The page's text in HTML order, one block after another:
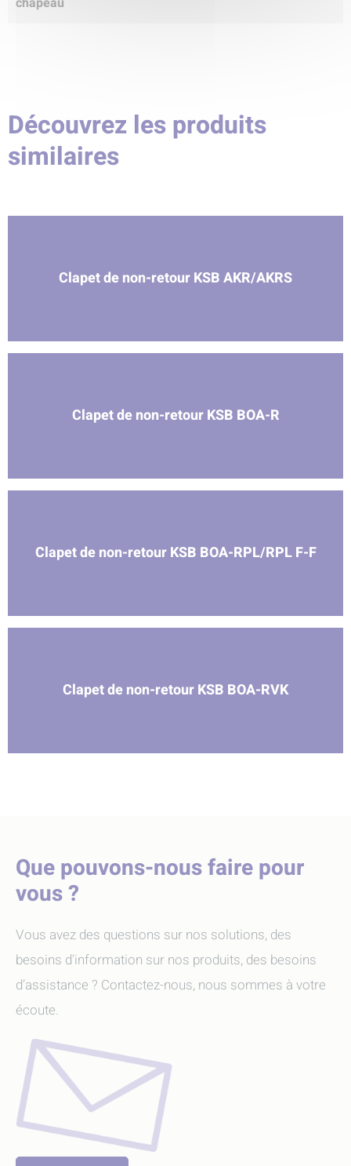
Découvrez les produits
similaires
Clapet de non-retour KSB AKR/AKRS
Clapet de non-retour KSB BOA-R
Clapet de non-retour KSB BOA-RPL/RPL F-F
Clapet de non-retour KSB BOA-RVK
Que pouvons-nous faire pour
vous ?
Vous avez des questions sur nos solutions, des
besoins d'information sur nos produits, des besoins
d’assistance ? Contactez-nous, nous sommes à votre
écoute.